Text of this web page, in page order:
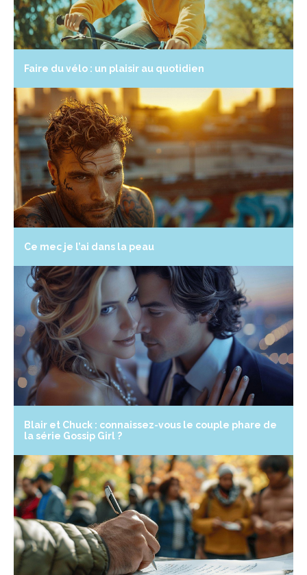
Faire du vélo : un plaisir au quotidien
Ce mec je l’ai dans la peau
Blair et Chuck : connaissez-vous le couple phare de
la série Gossip Girl ?